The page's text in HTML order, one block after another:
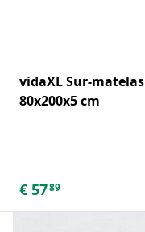
vidaXL Sur-matelas
80x200x5 cm
€ 5789